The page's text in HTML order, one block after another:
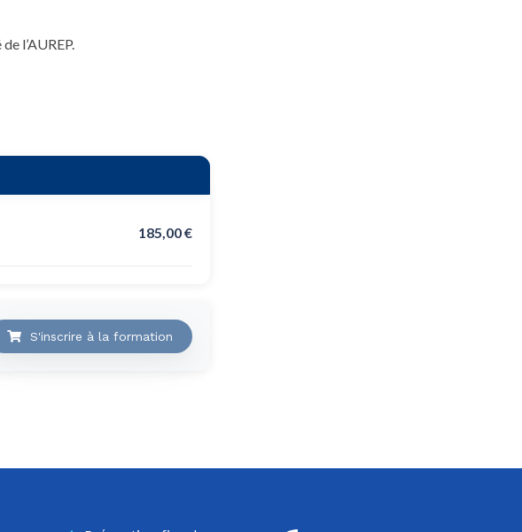
l’AUREP.
185,00€
S'inscrire à la formation